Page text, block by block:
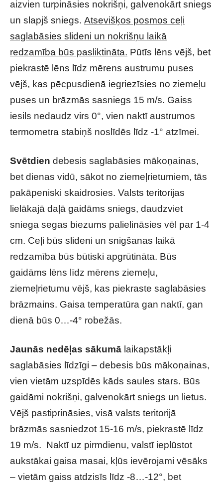
aizvien turpināsies nokrišņi, galvenokārt sniegs
un slapjš sniegs. Atsevišķos posmos ceļi
saglabāsies slideni un nokrišņu laikā
redzamība būs pasliktināta. Pūtīs lēns vējš, bet
piekrastē lēns līdz mērens austrumu puses
vējš, kas pēcpusdienā iegriezīsies no ziemeļu
puses un brāzmās sasniegs 15 m/s. Gaiss
iesils nedaudz virs 0°, vien naktī austrumos
termometra stabiņš noslīdēs līdz -1° atzīmei.
Svētdien debesis saglabāsies mākoņainas,
bet dienas vidū, sākot no ziemeļrietumiem, tās
pakāpeniski skaidrosies. Valsts teritorijas
lielākajā daļā gaidāms sniegs, daudzviet
sniega segas biezums palielināsies vēl par 1-4
cm. Ceļi būs slideni un snigšanas laikā
redzamība būs būtiski apgrūtināta. Būs
gaidāms lēns līdz mērens ziemeļu,
ziemeļrietumu vējš, kas piekraste saglabāsies
brāzmains. Gaisa temperatūra gan naktī, gan
dienā būs 0…-4° robežās.
Jaunās nedēļas sākumā laikapstākļi
saglabāsies līdzīgi – debesis būs mākoņainas,
vien vietām uzspīdēs kāds saules stars. Būs
gaidāmi nokrišņi, galvenokārt sniegs un lietus.
Vējš pastiprināsies, visā valsts teritorijā
brāzmās sasniedzot 15-16 m/s, piekrastē līdz
19 m/s. Naktī uz pirmdienu, valstī ieplūstot
aukstākai gaisa masai, kļūs ievērojami vēsāks
– vietām gaiss atdzisīs līdz -8…-12°, bet